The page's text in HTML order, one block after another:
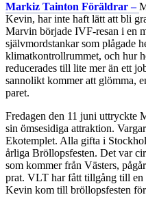
Markiz Tainton Föräldrar –
Kevin, har inte haft lätt att bli
Marvin började IVF-resan i en
självmordstankar som plågade
klimatkontrollrummet, och hur
reducerades till lite mer än ett
sannolikt kommer att glömma,
paret.
Fredagen den 11 juni uttryckte
sin ömsesidiga attraktion.
Ekotemplet. Alla gifta i
årliga Bröllopsfesten. Det var
som kommer från Västers,
prat. VLT har fått tillgång till
Kevin kom till bröllopsfesten